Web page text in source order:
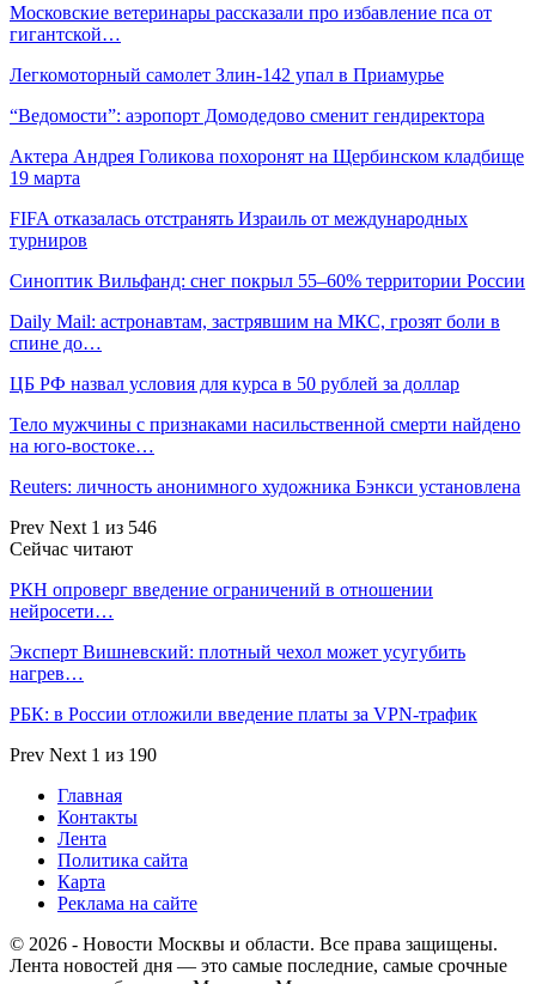
Московские ветеринары рассказали про избавление пса от
гигантской…
Легкомоторный самолет Злин-142 упал в Приамурье
“Ведомости”: аэропорт Домодедово сменит гендиректора
Актера Андрея Голикова похоронят на Щербинском кладбище
19 марта
FIFA отказалась отстранять Израиль от международных
турниров
Синоптик Вильфанд: снег покрыл 55–60% территории России
Daily Mail: астронавтам, застрявшим на МКС, грозят боли в
спине до…
ЦБ РФ назвал условия для курса в 50 рублей за доллар
Тело мужчины с признаками насильственной смерти найдено
на юго-востоке…
Reuters: личность анонимного художника Бэнкси установлена
Prev Next 1 из 546
Сейчас читают
РКН опроверг введение ограничений в отношении
нейросети…
Эксперт Вишневский: плотный чехол может усугубить
нагрев…
РБК: в России отложили введение платы за VPN-трафик
Prev Next 1 из 190
Главная
Контакты
Лента
Политика сайта
Карта
Реклама на сайте
© 2026 - Новости Москвы и области. Все права защищены.
Лента новостей дня — это самые последние, самые срочные